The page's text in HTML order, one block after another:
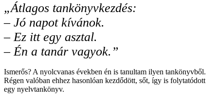
„Átlagos tankönyvkezdés:
– Jó napot kívánok.
– Ez itt egy asztal.
– Én a tanár vagyok.”
Ismerős? A nyolcvanas években én is tanultam ilyen tankönyvből.
Régen valóban ehhez hasonlóan kezdődött, sőt, így is folytatódott
egy nyelvtankönyv.